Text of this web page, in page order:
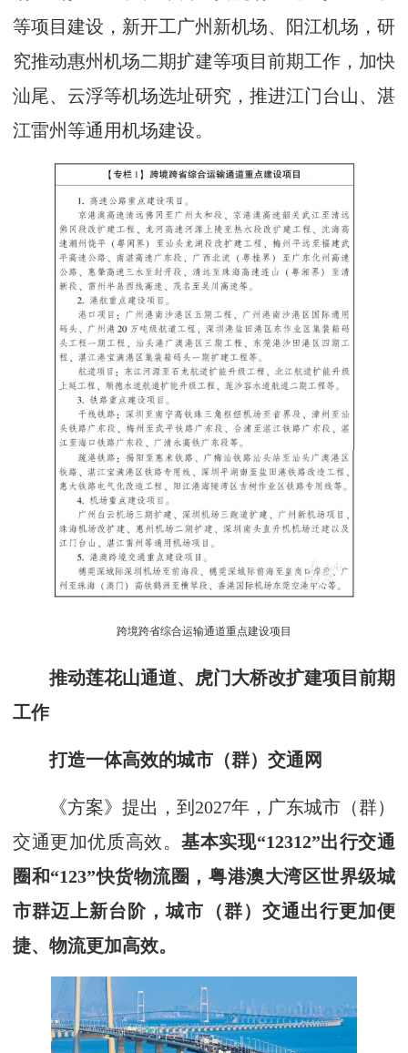
等项目建设，新开工广州新机场、阳江机场，研
究推动惠州机场二期扩建等项目前期工作，加快
汕尾、云浮等机场选址研究，推进江门台山、湛
江雷州等通用机场建设。
跨境跨省综合运输通道重点建设项目
推动莲花山通道、虎门大桥改扩建项目前期
工作
打造一体高效的城市（群）交通网
《方案》提出，到2027年，广东城市（群）
交通更加优质高效。基本实现“12312”出行交通
圈和“123”快货物流圈，粤港澳大湾区世界级城
市群迈上新台阶，城市（群）交通出行更加便
捷、物流更加高效。